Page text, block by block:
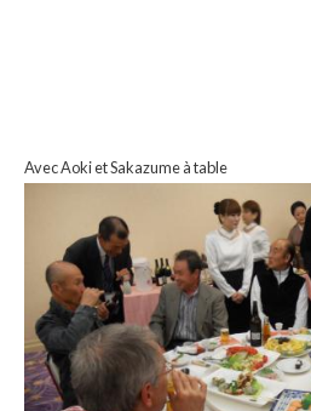
Avec Aoki et Sakazume à table